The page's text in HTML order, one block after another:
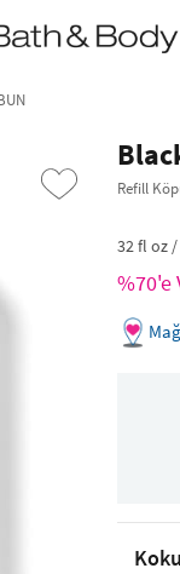
Kargo Ücretsiz!•
Refill
32 fl oz
%70'e